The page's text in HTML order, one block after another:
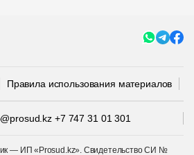
Правила использования материалов
+7 747 31 01 301
— ИП «Prosud.kz». Свидетельство СИ №